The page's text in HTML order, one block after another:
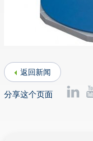
返回新闻
分享这个页面